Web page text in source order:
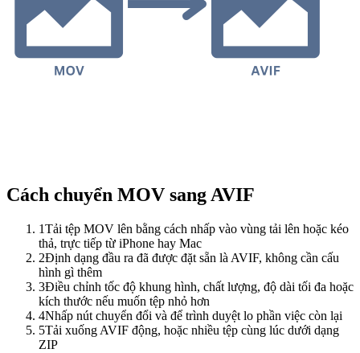
Cách chuyển MOV sang AVIF
1Tải tệp MOV lên bằng cách nhấp vào vùng tải lên hoặc kéo
thả, trực tiếp từ iPhone hay Mac
2Định dạng đầu ra đã được đặt sẵn là AVIF, không cần cấu
hình gì thêm
3Điều chỉnh tốc độ khung hình, chất lượng, độ dài tối đa hoặc
kích thước nếu muốn tệp nhỏ hơn
4Nhấp nút chuyển đổi và để trình duyệt lo phần việc còn lại
5Tải xuống AVIF động, hoặc nhiều tệp cùng lúc dưới dạng
ZIP